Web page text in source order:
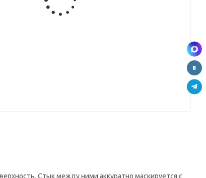
Скиф №77
(серый
Стык между ними аккуратно маскируется с